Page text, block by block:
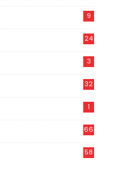
9
24
3
32
1
66
58